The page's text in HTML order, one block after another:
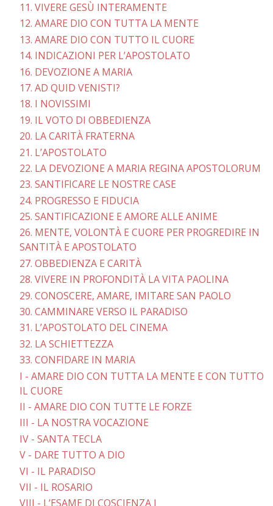
11. VIVERE GESÙ INTERAMENTE
12. AMARE DIO CON TUTTA LA MENTE
13. AMARE DIO CON TUTTO IL CUORE
14. INDICAZIONI PER L’APOSTOLATO
16. DEVOZIONE A MARIA
17. AD QUID VENISTI?
18. I NOVISSIMI
19. IL VOTO DI OBBEDIENZA
20. LA CARITÀ FRATERNA
21. L’APOSTOLATO
22. LA DEVOZIONE A MARIA REGINA APOSTOLORUM
23. SANTIFICARE LE NOSTRE CASE
24. PROGRESSO E FIDUCIA
25. SANTIFICAZIONE E AMORE ALLE ANIME
26. MENTE, VOLONTÀ E CUORE PER PROGREDIRE IN
SANTITÀ E APOSTOLATO
27. OBBEDIENZA E CARITÀ
28. VIVERE IN PROFONDITÀ LA VITA PAOLINA
29. CONOSCERE, AMARE, IMITARE SAN PAOLO
30. CAMMINARE VERSO IL PARADISO
31. L’APOSTOLATO DEL CINEMA
32. LA SCHIETTEZZA
33. CONFIDARE IN MARIA
I - AMARE DIO CON TUTTA LA MENTE E CON TUTTO
IL CUORE
II - AMARE DIO CON TUTTE LE FORZE
III - LA NOSTRA VOCAZIONE
IV - SANTA TECLA
V - DARE TUTTO A DIO
VI - IL PARADISO
VII - IL ROSARIO
VIII - L’ESAME DI COSCIENZA I